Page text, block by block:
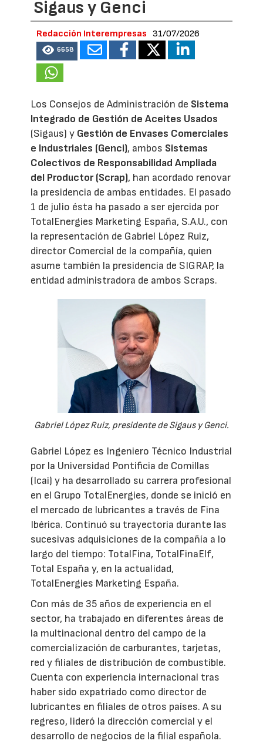
Sigaus y Genci
Redacción Interempresas 31/07/2026
6658
Los Consejos de Administración de Sistema
Integrado de Gestión de Aceites Usados
(Sigaus) y Gestión de Envases Comerciales
e Industriales (Genci), ambos Sistemas
Colectivos de Responsabilidad Ampliada
del Productor (Scrap), han acordado renovar
la presidencia de ambas entidades. El pasado
1 de julio ésta ha pasado a ser ejercida por
TotalEnergies Marketing España, S.A.U., con
la representación de Gabriel López Ruiz,
director Comercial de la compañía, quien
asume también la presidencia de SIGRAP, la
entidad administradora de ambos Scraps.
Gabriel López Ruiz, presidente de Sigaus y Genci.
Gabriel López es Ingeniero Técnico Industrial
por la Universidad Pontificia de Comillas
(Icai) y ha desarrollado su carrera profesional
en el Grupo TotalEnergies, donde se inició en
el mercado de lubricantes a través de Fina
Ibérica. Continuó su trayectoria durante las
sucesivas adquisiciones de la compañía a lo
largo del tiempo: TotalFina, TotalFinaElf,
Total España y, en la actualidad,
TotalEnergies Marketing España.
Con más de 35 años de experiencia en el
sector, ha trabajado en diferentes áreas de
la multinacional dentro del campo de la
comercialización de carburantes, tarjetas,
red y filiales de distribución de combustible.
Cuenta con experiencia internacional tras
haber sido expatriado como director de
lubricantes en filiales de otros países. A su
regreso, lideró la dirección comercial y el
desarrollo de negocios de la filial española.